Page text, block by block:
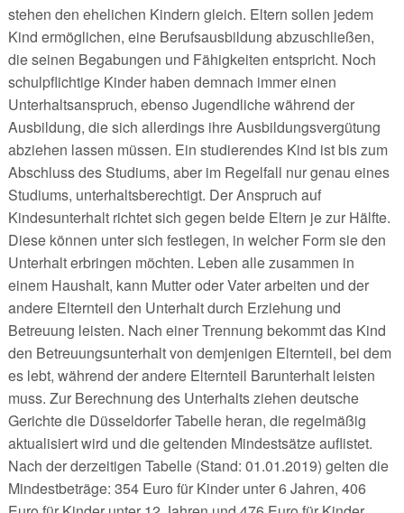
stehen den ehelichen Kindern gleich. Eltern sollen jedem
Kind ermöglichen, eine Berufsausbildung abzuschließen,
die seinen Begabungen und Fähigkeiten entspricht. Noch
schulpflichtige Kinder haben demnach immer einen
Unterhaltsanspruch, ebenso Jugendliche während der
Ausbildung, die sich allerdings ihre Ausbildungsvergütung
abziehen lassen müssen. Ein studierendes Kind ist bis zum
Abschluss des Studiums, aber im Regelfall nur genau eines
Studiums, unterhaltsberechtigt. Der Anspruch auf
Kindesunterhalt richtet sich gegen beide Eltern je zur Hälfte.
Diese können unter sich festlegen, in welcher Form sie den
Unterhalt erbringen möchten. Leben alle zusammen in
einem Haushalt, kann Mutter oder Vater arbeiten und der
andere Elternteil den Unterhalt durch Erziehung und
Betreuung leisten. Nach einer Trennung bekommt das Kind
den Betreuungsunterhalt von demjenigen Elternteil, bei dem
es lebt, während der andere Elternteil Barunterhalt leisten
muss. Zur Berechnung des Unterhalts ziehen deutsche
Gerichte die Düsseldorfer Tabelle heran, die regelmäßig
aktualisiert wird und die geltenden Mindestsätze auflistet.
Nach der derzeitigen Tabelle (Stand: 01.01.2019) gelten die
Mindestbeträge: 354 Euro für Kinder unter 6 Jahren, 406